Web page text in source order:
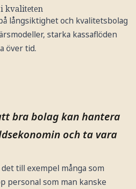
kvaliteten
långsiktighet och kvalitetsbolag
starka kassaflöden
över tid.
bra bolag kan hantera
och ta vara
till exempel många som
personal som man kanske